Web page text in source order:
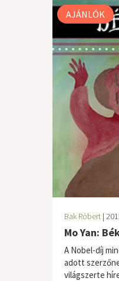
AJÁNLÓK
Bak Róbert |
Mo Yan:
A Nobel-díj
adott
világszerte